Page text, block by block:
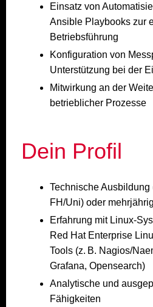
Einsatz von
Ansible Playbooks zur
Betriebsführung
Konfiguration von
Unterstützung bei der
Mitwirkung an der
betrieblicher Prozesse
Dein Profil
Technische Ausbildung
FH/Uni) oder
Erfahrung mit Linux-
Red Hat Enterprise
Tools (z. B. Nagios/
Grafana, Opensearch)
Analytische und
Fähigkeiten